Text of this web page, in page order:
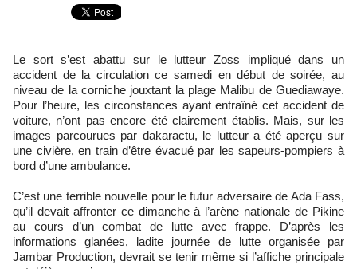
Le sort s’est abattu sur le lutteur Zoss impliqué dans un
accident de la circulation ce samedi en début de soirée, au
niveau de la corniche jouxtant la plage Malibu de Guediawaye.
Pour l’heure, les circonstances ayant entraîné cet accident de
voiture, n’ont pas encore été clairement établis. Mais, sur les
images parcourues par dakaractu, le lutteur a été aperçu sur
une civière, en train d’être évacué par les sapeurs-pompiers à
bord d’une ambulance.
C’est une terrible nouvelle pour le futur adversaire de Ada Fass,
qu’il devait affronter ce dimanche à l’arène nationale de Pikine
au cours d’un combat de lutte avec frappe. D’après les
informations glanées, ladite journée de lutte organisée par
Jambar Production, devrait se tenir même si l’affiche principale